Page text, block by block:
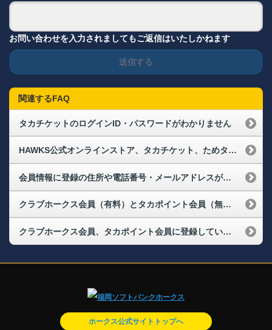
お問い合わせを入力されましてもご返信はいたしかねます
送信する
関連するFAQ
タカチケットのログインID・パスワードがわかりません
HAWKS公式オンラインストア、タカチケット、ためタカ！アプリにログインできなくなりました。再度、会員登録が必要なのでしょうか？
会員情報に登録の住所や電話番号・メールアドレスが変わりました。変更手続きはどうすればよいでしょうか？（メールアドレス変更）
クラブホークス会員（有料）とタカポイント会員（無料）の違いは何ですか？
クラブホークス会員、タカポイント会員に登録しています。メールマガジンの配信停止の方法を教えてください。
ホークス公式サイトトップへ